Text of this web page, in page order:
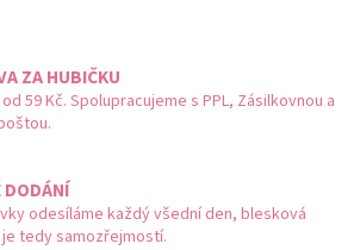
ZA HUBIČKU
59 Kč. Spolupracujeme s PPL, Zásilkovnou a
DODÁNÍ
odesíláme každý všední den, blesková
tedy samozřejmostí.